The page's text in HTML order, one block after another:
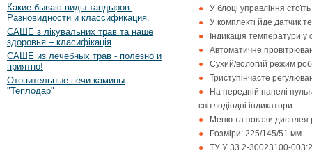
Какие бываю виды тандыров.
Разновидности и классификация.
САШЕ з лікувальних трав та наше
здоровья – класифікація
САШЕ из лечебных трав - полезно и
приятно!
Отопительные печи-камины
"Теплодар"
У блоці управління
У комплекті йде датчик
Індикація температури у
Автоматичне
Сухий/вологий режим
Триступінчасте
На передній панелі
світлодіодні індикатори.
Меню та покази дисплея
Розміри: 225/145/51 мм.
ТУ У 33.2-30023100-